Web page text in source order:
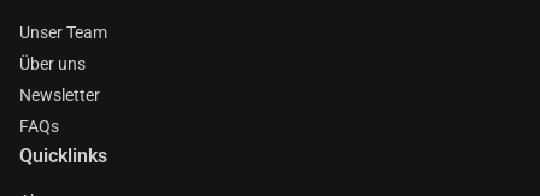
Unser Team
Über uns
Newsletter
FAQs
Quicklinks